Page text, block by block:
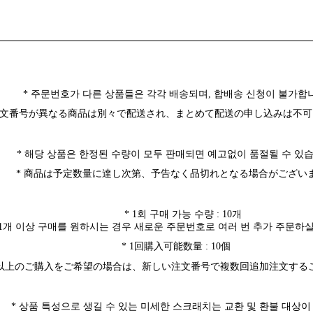
* 주문번호가 다른 상품들은 각각 배송되며
합배송 신청이 불가합
番号が異なる商品は別々で配送され、まとめて配送の申し込みは不
* 해당 상품은 한정된 수량이 모두 판매되면 예고없이 품절될 수 있
* 商品は予定数量に達し次第、予告なく品切れとなる場合がござい
* 1 회 구매 가능 수량 : 10개
개 이상 구매를 원하시는 경우 새로운 주문번호로 여러 번 추가 주문하
* 1回購入可能数量 : 10個
上のご購入をご希望の場合は、新しい注文番号で複数回追加注文する
* 상품 특성으로 생길 수 있는 미세한 스크래치는 교환 및 환불 대상